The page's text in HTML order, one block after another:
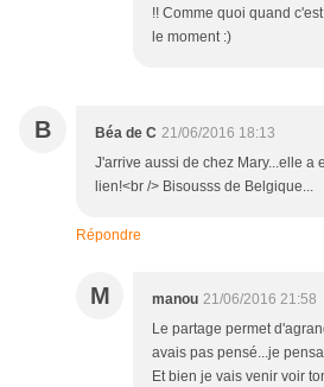
!! Comme quoi quand
le moment :)
B Béa de C 21/06/2016 18:13
J'arrive aussi de chez Mary...elle a
lien!<br /> Bisousss de Belgique...
Répondre
M manou 21/06/2016 21:58
Le partage permet
avais pas pensé...je
Et bien je vais venir voir